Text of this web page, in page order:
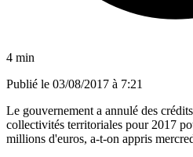
4 min
Publié le 03/08/2017 à 7:21
Le gouvernement a annulé des
collectivités territoriales pour 2017
millions d'euros, a-t-on appris